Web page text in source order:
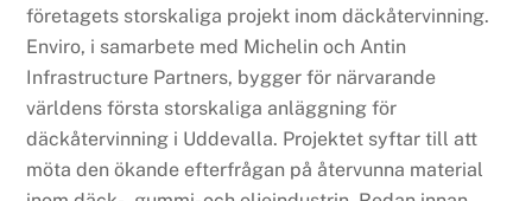
företagets storskaliga projekt inom däckåtervinning.
Enviro, i samarbete med Michelin och Antin
Infrastructure Partners, bygger för närvarande
världens första storskaliga anläggning för
däckåtervinning i Uddevalla. Projektet syftar till att
möta den ökande efterfrågan på återvunna material